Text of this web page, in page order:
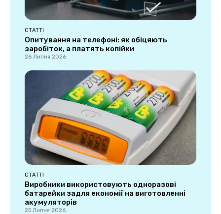
СТАТТІ
Опитування на телефоні: як обіцяють
заробіток, а платять копійки
26 Липня 2026
СТАТТІ
Виробники використовують одноразові
батарейки задля економії на виготовленні
акумуляторів
25 Липня 2026